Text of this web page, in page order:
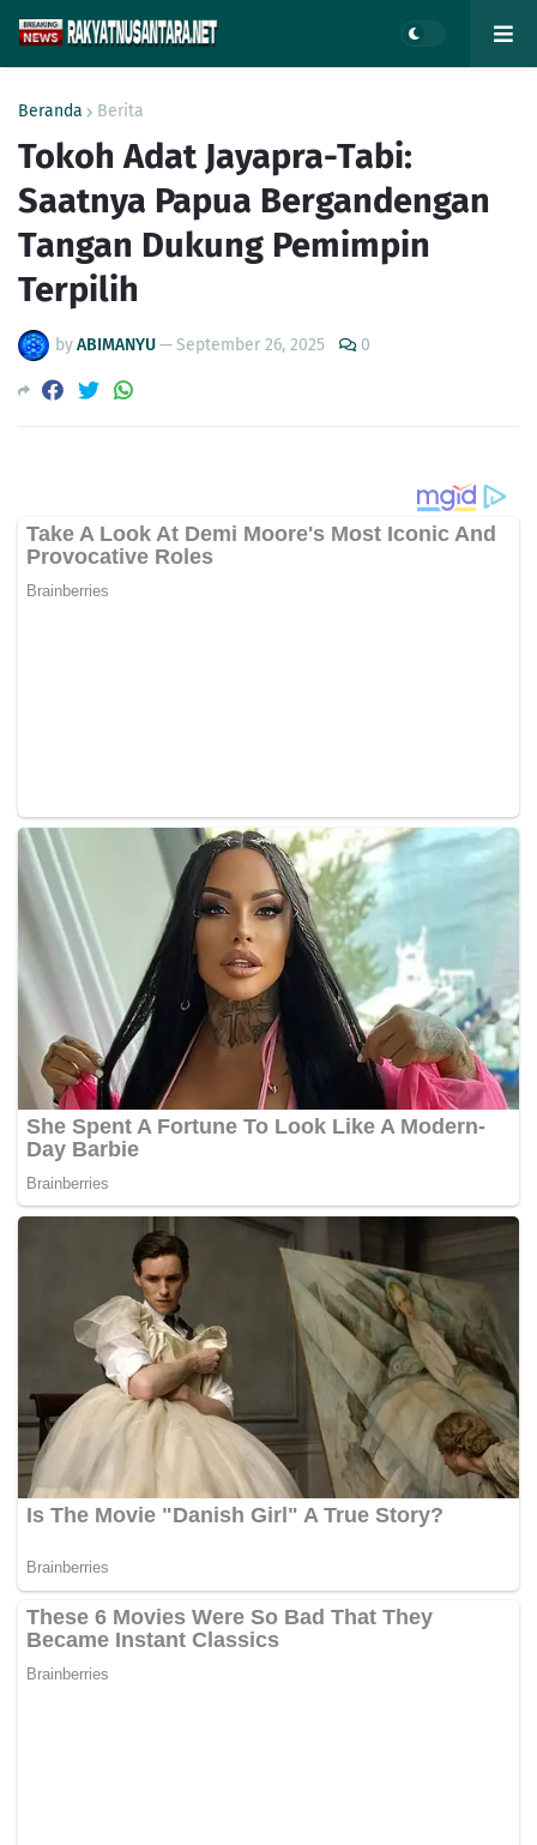
Beranda Berita
Tokoh Adat Jayapra-Tabi:
Saatnya Papua Bergandengan
Tangan Dukung Pemimpin
Terpilih
byABIMANYU—September 26, 2025 0